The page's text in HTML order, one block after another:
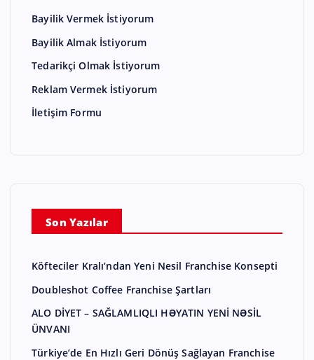
Bayilik Vermek İstiyorum
Bayilik Almak İstiyorum
Tedarikçi Olmak İstiyorum
Reklam Vermek İstiyorum
İletişim Formu
Son Yazılar
Köfteciler Kralı’ndan Yeni Nesil Franchise Konsepti
Doubleshot Coffee Franchise Şartları
ALO DİYET – SAĞLAMLIQLI HƏYATIN YENİ NƏSİL
ÜNVANI
Türkiye’de En Hızlı Geri Dönüş Sağlayan Franchise